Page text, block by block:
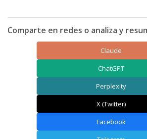
Comparte en redes o analiza y
Claude
ChatGPT
Perplexity
X (Twitter)
Facebook